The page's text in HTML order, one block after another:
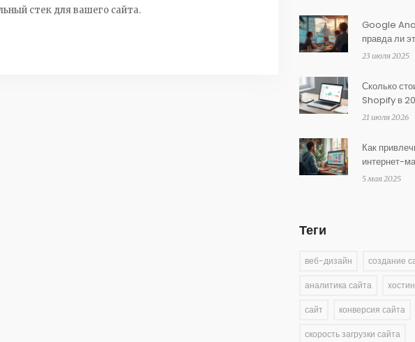
стек для вашего сайта.
Google
правда ли
чем подвох
23 июля 2025
Сколько
Shopify в
расчет
21 июля 2026
Как
интернет-
5 мая 2025
Теги
веб-дизайн создание
аналитика сайта
сайт конверсия сайта
скорость загрузки сайта